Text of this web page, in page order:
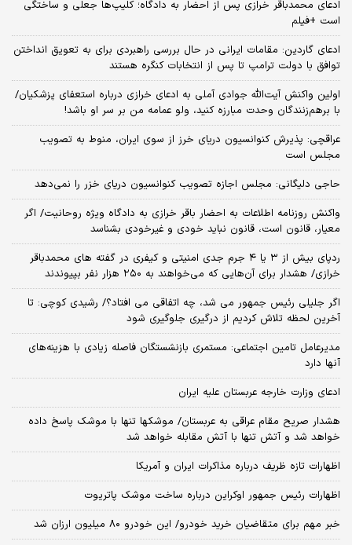
ادعای محمدباقر خرازی پس از احضار به دادگاه؛ کلیپ‌ها جعلی و ساختگی
است +فیلم
ادعای گاردین: مقامات ایرانی در حال بررسی راهبردی برای به تعویق انداختن
توافق با دولت ترامپ تا پس از انتخابات کنگره هستند
اولین واکنش آیت‌الله جوادی آملی به ادعای خرازی درباره استعفای پزشکیان/
با برهم‌زنندگان وحدت مبارزه کنید، ولو عمامه من بر سر او باشد!
عراقچی: پذیرش کنوانسیون دریای خرز از سوی ایران، منوط به تصویب
مجلس است
حاجی دلیگانی: مجلس اجازه تصویب کنوانسیون دریای خزر را نمی‌دهد
واکنش روزنامه اطلاعات به احضار باقر خرازی به دادگاه ویژه روحانیت/ اگر
معیار، قانون است، قانون نباید خودی و غیرخودی بشناسد
ردپای بیش از ۳ یا ۴ جرم جدی امنیتی و کیفری در گفته های محمدباقر
خرازی/ هشدار برای آن‌هایی که می‌خواهند به ۲۵۰ هزار نفر بپیوندند
اگر جلیلی رئیس جمهور می شد، چه اتفاقی می افتاد؟/ رشیدی کوچی: تا
آخرین لحظه تلاش کردیم از درگیری جلوگیری شود
مدیرعامل تامین اجتماعی: مستمری بازنشستگان فاصله زیادی با هزینه‌های
آنها دارد
ادعای وزارت خارجه عربستان علیه ایران
هشدار صریح مقام عراقی به عربستان/ موشکها تنها با موشک پاسخ داده
خواهد شد و آتش تنها با آتش مقابله خواهد شد
اظهارات تازه ظریف درباره مذاکرات ایران و آمریکا
اظهارات رئیس جمهور اوکراین درباره ساخت موشک پاتریوت
خبر مهم برای متقاضیان خرید خودرو/ این خودرو ۸۰ میلیون ارزان شد